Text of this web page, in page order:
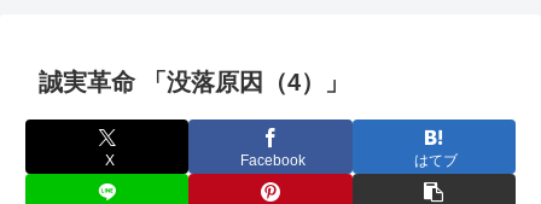
誠実革命 「没落原因（4）」
X Facebook はてブ